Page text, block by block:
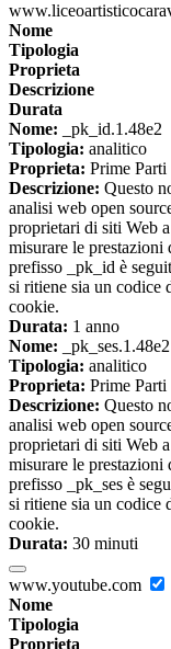
Nome
Tipologia
Proprieta
Descrizione
Durata
Nome: _pk_id.1.48e2
Tipologia: analitico
Proprieta: Prime Parti
Descrizione: Questo
analisi web open
proprietari di siti Web
misurare le
prefisso _pk_id è
si ritiene sia un codice
cookie.
Durata: 1 anno
Nome: _pk_ses.1.48e2
Tipologia: analitico
Proprieta: Prime Parti
Descrizione: Questo
analisi web open
proprietari di siti Web
misurare le
prefisso _pk_ses è
si ritiene sia un codice
cookie.
Durata: 30 minuti
www.youtube.com
Nome
Tipologia
Proprieta